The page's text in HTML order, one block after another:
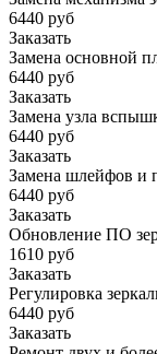
6440 руб
Заказать
Замена основной
6440 руб
Заказать
Замена узла
6440 руб
Заказать
Замена шлейфов и
6440 руб
Заказать
Обновление ПО
1610 руб
Заказать
Регулировка
6440 руб
Заказать